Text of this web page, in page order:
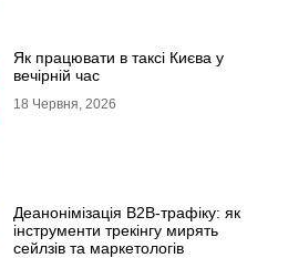
Як працювати в таксі Києва у
вечірній час
18 Червня, 2026
Деанонімізація B2B-трафіку: як
інструменти трекінгу мирять
сейлзів та маркетологів